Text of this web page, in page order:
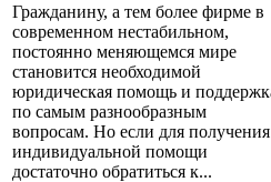
Гражданину, а тем более фирме в
современном нестабильном,
постоянно меняющемся мире
становится необходимой
юридическая помощь и
по самым разнообразным
вопросам. Но если для получения
индивидуальной помощи
достаточно обратиться к...